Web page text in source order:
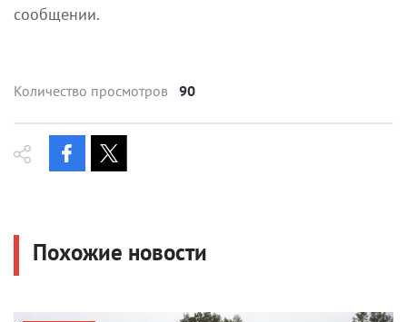
сообщении.
Количество просмотров 90
Похожие новости